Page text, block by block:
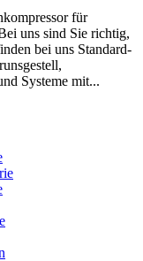
für
uns sind Sie richtig,
bei uns Standard-
Systeme mit...